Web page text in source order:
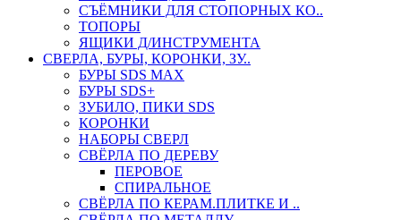
СЪЁМНИКИ ДЛЯ СТОПОРНЫХ КО..
ТОПОРЫ
ЯЩИКИ Д/ИНСТРУМЕНТА
СВЕРЛА, БУРЫ, КОРОНКИ, ЗУ..
БУРЫ SDS MAX
БУРЫ SDS+
ЗУБИЛО, ПИКИ SDS
КОРОНКИ
НАБОРЫ СВЕРЛ
СВЁРЛА ПО ДЕРЕВУ
ПЕРОВОЕ
СПИРАЛЬНОЕ
СВЁРЛА ПО КЕРАМ.ПЛИТКЕ И ..